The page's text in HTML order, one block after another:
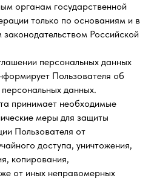
органам государственной
только по основаниям и в
Российской
персональных данных
Пользователя об
данных.
принимает необходимые
меры для защиты
Пользователя от
доступа, уничтожения,
копирования,
от иных неправомерных